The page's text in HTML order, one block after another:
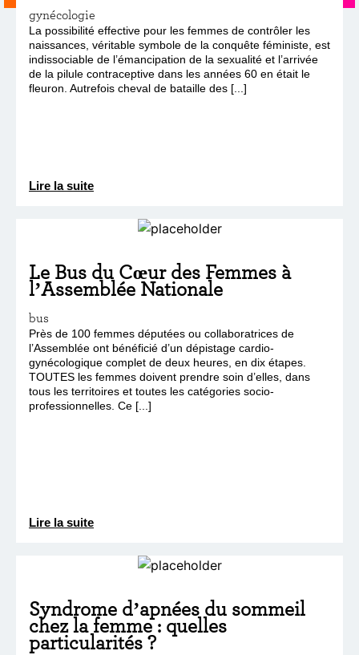
gynécologie
La possibilité effective pour les femmes de contrôler les
naissances, véritable symbole de la conquête féministe, est
indissociable de l’émancipation de la sexualité et l’arrivée
de la pilule contraceptive dans les années 60 en était le
fleuron. Autrefois cheval de bataille des [...]
Lire la suite
Le Bus du Cœur des Femmes à
l’Assemblée Nationale
bus
Près de 100 femmes députées ou collaboratrices de
l’Assemblée ont bénéficié d’un dépistage cardio-
gynécologique complet de deux heures, en dix étapes.
TOUTES les femmes doivent prendre soin d’elles, dans
tous les territoires et toutes les catégories socio-
professionnelles. Ce [...]
Lire la suite
Syndrome d’apnées du sommeil
chez la femme : quelles
particularités ?